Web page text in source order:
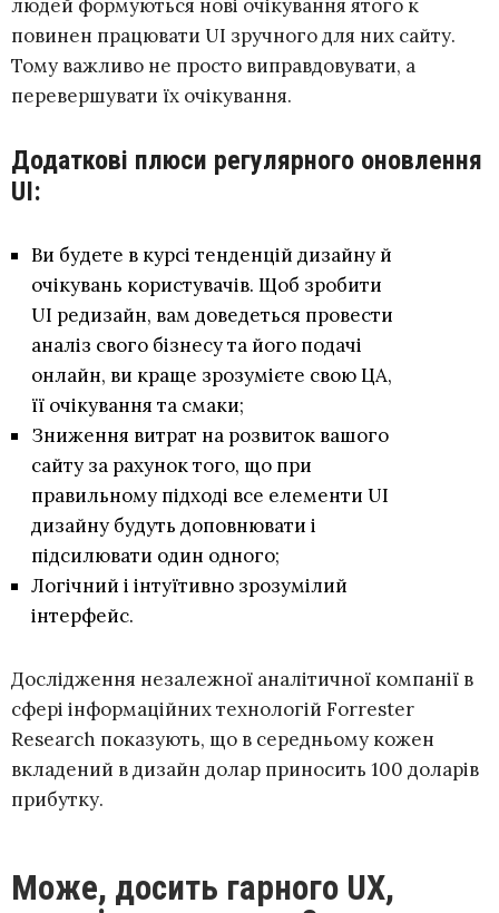
людей формуються нові очікування ятого к
повинен працювати UI зручного для них сайту.
Тому важливо не просто виправдовувати, а
перевершувати їх очікування.
Додаткові плюси регулярного оновлення
UI:
Ви будете в курсі тенденцій дизайну й
очікувань користувачів. Щоб зробити
UI редизайн, вам доведеться провести
аналіз свого бізнесу та його подачі
онлайн, ви краще зрозумієте свою ЦА,
її очікування та смаки;
Зниження витрат на розвиток вашого
сайту за рахунок того, що при
правильному підході все елементи UI
дизайну будуть доповнювати і
підсилювати один одного;
Логічний і інтуїтивно зрозумілий
інтерфейс.
Дослідження незалежної аналітичної компанії в
сфері інформаційних технологій Forrester
Research показують, що в середньому кожен
вкладений в дизайн долар приносить 100 доларів
прибутку.
Може, досить гарного UX,